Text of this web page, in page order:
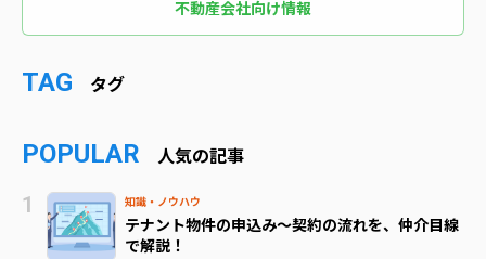
不動産会社向け情報
TAG タグ
POPULAR 人気の記事
知識・ノウハウ
テナント物件の申込み～契約の流れを、仲介目線
で解説！